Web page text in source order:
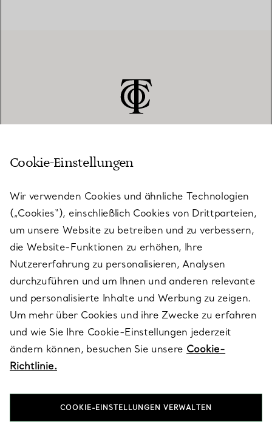
KUNDENSERVICE
SERVICES
ÜBER TIFFANY & CO.
RECHTLICHE HINWEISE
FOLGEN SIE UNS
Cookie-Einstellungen
Wir verwenden Cookies und ähnliche Technologien
(„Cookies“), einschließlich Cookies von Drittparteien,
um unsere Website zu betreiben und zu verbessern,
die Website-Funktionen zu erhöhen, Ihre
Nutzererfahrung zu personalisieren, Analysen
durchzuführen und um Ihnen und anderen relevante
und personalisierte Inhalte und Werbung zu zeigen.
Um mehr über Cookies und ihre Zwecke zu erfahren
und wie Sie Ihre Cookie-Einstellungen jederzeit
ändern können, besuchen Sie unsere Cookie-
Richtlinie.
COOKIE-EINSTELLUNGEN VERWALTEN